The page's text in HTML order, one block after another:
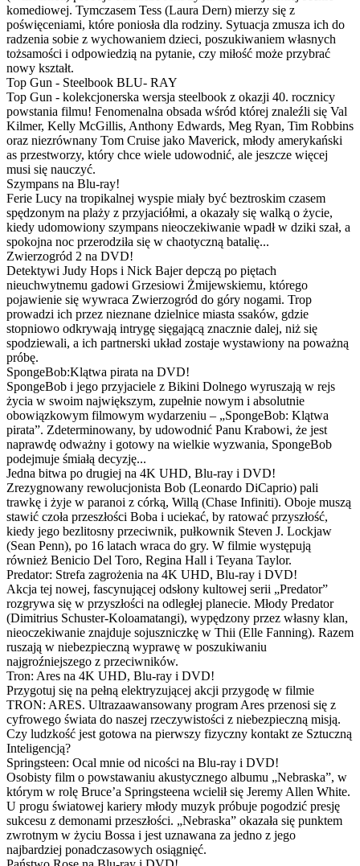
komediowej. Tymczasem Tess (Laura Dern) mierzy się z
poświęceniami, które poniosła dla rodziny. Sytuacja zmusza ich do
radzenia sobie z wychowaniem dzieci, poszukiwaniem własnych
tożsamości i odpowiedzią na pytanie, czy miłość może przybrać
nowy kształt.
Top Gun - Steelbook BLU- RAY
Top Gun - kolekcjonerska wersja steelbook z okazji 40. rocznicy
powstania filmu! Fenomenalna obsada wśród której znaleźli się Val
Kilmer, Kelly McGillis, Anthony Edwards, Meg Ryan, Tim Robbins
oraz niezrównany Tom Cruise jako Maverick, młody amerykański
as przestworzy, który chce wiele udowodnić, ale jeszcze więcej
musi się nauczyć.
Szympans na Blu-ray!
Ferie Lucy na tropikalnej wyspie miały być beztroskim czasem
spędzonym na plaży z przyjaciółmi, a okazały się walką o życie,
kiedy udomowiony szympans nieoczekiwanie wpadł w dziki szał, a
spokojna noc przerodziła się w chaotyczną batalię...
Zwierzogród 2 na DVD!
Detektywi Judy Hops i Nick Bajer depczą po piętach
nieuchwytnemu gadowi Grzesiowi Żmijewskiemu, którego
pojawienie się wywraca Zwierzogród do góry nogami. Trop
prowadzi ich przez nieznane dzielnice miasta ssaków, gdzie
stopniowo odkrywają intrygę sięgającą znacznie dalej, niż się
spodziewali, a ich partnerski układ zostaje wystawiony na poważną
próbę.
SpongeBob:Klątwa pirata na DVD!
SpongeBob i jego przyjaciele z Bikini Dolnego wyruszają w rejs
życia w swoim największym, zupełnie nowym i absolutnie
obowiązkowym filmowym wydarzeniu – „SpongeBob: Klątwa
pirata”. Zdeterminowany, by udowodnić Panu Krabowi, że jest
naprawdę odważny i gotowy na wielkie wyzwania, SpongeBob
podejmuje śmiałą decyzję...
Jedna bitwa po drugiej na 4K UHD, Blu-ray i DVD!
Zrezygnowany rewolucjonista Bob (Leonardo DiCaprio) pali
trawkę i żyje w paranoi z córką, Willą (Chase Infiniti). Oboje muszą
stawić czoła przeszłości Boba i uciekać, by ratować przyszłość,
kiedy jego bezlitosny przeciwnik, pułkownik Steven J. Lockjaw
(Sean Penn), po 16 latach wraca do gry. W filmie występują
również Benicio Del Toro, Regina Hall i Teyana Taylor.
Predator: Strefa zagrożenia na 4K UHD, Blu-ray i DVD!
Akcja tej nowej, fascynującej odsłony kultowej serii „Predator”
rozgrywa się w przyszłości na odległej planecie. Młody Predator
(Dimitrius Schuster-Koloamatangi), wypędzony przez własny klan,
nieoczekiwanie znajduje sojuszniczkę w Thii (Elle Fanning). Razem
ruszają w niebezpieczną wyprawę w poszukiwaniu
najgroźniejszego z przeciwników.
Tron: Ares na 4K UHD, Blu-ray i DVD!
Przygotuj się na pełną elektryzującej akcji przygodę w filmie
TRON: ARES. Ultrazaawansowany program Ares przenosi się z
cyfrowego świata do naszej rzeczywistości z niebezpieczną misją.
Czy ludzkość jest gotowa na pierwszy fizyczny kontakt ze Sztuczną
Inteligencją?
Springsteen: Ocal mnie od nicości na Blu-ray i DVD!
Osobisty film o powstawaniu akustycznego albumu „Nebraska”, w
którym w rolę Bruce’a Springsteena wcielił się Jeremy Allen White.
U progu światowej kariery młody muzyk próbuje pogodzić presję
sukcesu z demonami przeszłości. „Nebraska” okazała się punktem
zwrotnym w życiu Bossa i jest uznawana za jedno z jego
najbardziej ponadczasowych osiągnięć.